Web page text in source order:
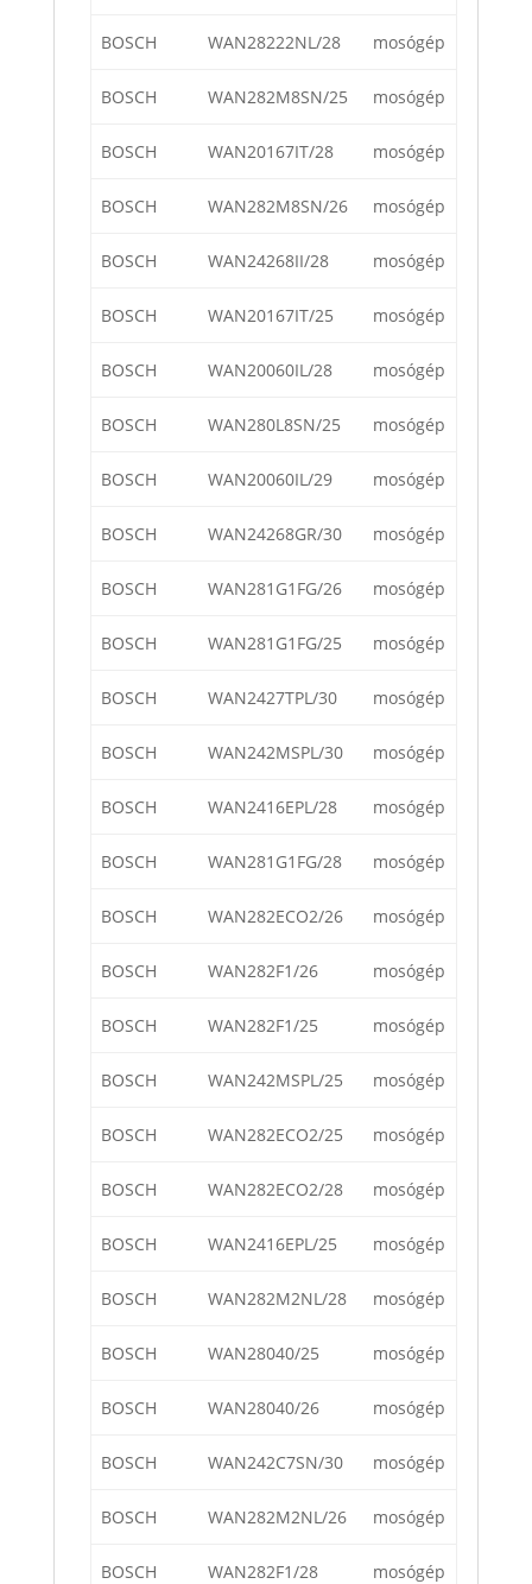
BOSCH WAN28222NL/28 mosógép
BOSCH WAN282M8SN/25 mosógép
BOSCH WAN20167IT/28 mosógép
BOSCH WAN282M8SN/26 mosógép
BOSCH WAN24268II/28 mosógép
BOSCH WAN20167IT/25 mosógép
BOSCH WAN20060IL/28 mosógép
BOSCH WAN280L8SN/25 mosógép
BOSCH WAN20060IL/29 mosógép
BOSCH WAN24268GR/30 mosógép
BOSCH WAN281G1FG/26 mosógép
BOSCH WAN281G1FG/25 mosógép
BOSCH WAN2427TPL/30 mosógép
BOSCH WAN242MSPL/30 mosógép
BOSCH WAN2416EPL/28 mosógép
BOSCH WAN281G1FG/28 mosógép
BOSCH WAN282ECO2/26 mosógép
BOSCH WAN282F1/26 mosógép
BOSCH WAN282F1/25 mosógép
BOSCH WAN242MSPL/25 mosógép
BOSCH WAN282ECO2/25 mosógép
BOSCH WAN282ECO2/28 mosógép
BOSCH WAN2416EPL/25 mosógép
BOSCH WAN282M2NL/28 mosógép
BOSCH WAN28040/25 mosógép
BOSCH WAN28040/26 mosógép
BOSCH WAN242C7SN/30 mosógép
BOSCH WAN282M2NL/26 mosógép
BOSCH WAN282F1/28 mosógép